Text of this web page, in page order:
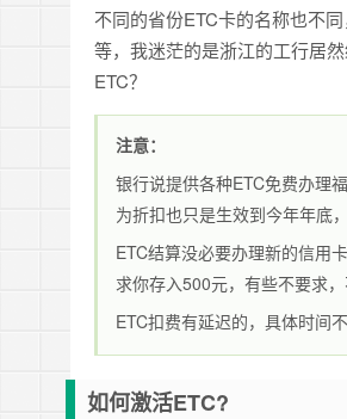
不同的省份ETC卡的名称也不
等，我迷茫的是浙江的工行居
ETC？
注意：
银行说提供各种ETC免费办理
为折扣也只是生效到今年年底
ETC结算没必要办理新的信用
求你存入500元，有些不要求
ETC扣费有延迟的，具体时间
如何激活ETC?